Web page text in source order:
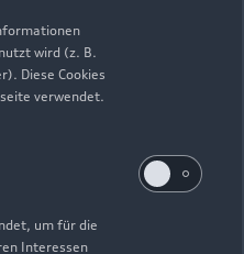
wird (z. B.
Diese Cookies
verwendet.
um für die
Interessen
748 748 7